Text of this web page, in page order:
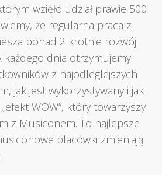
wzięło udział prawie 500
że regularna praca z
ponad 2 krotnie rozwój
każdego dnia otrzymujemy
z najodleglejszych
jak jest wykorzystywany i jak
WOW”, który towarzyszy
z Musiconem. To najlepsze
placówki zmieniają